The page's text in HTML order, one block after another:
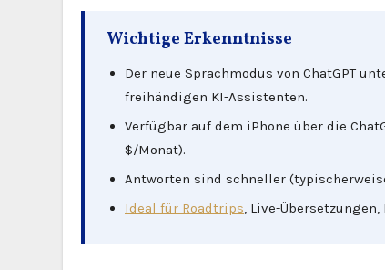
Wichtige Erkenntnisse
Der neue Sprachmodus von ChatGPT
freihändigen KI-Assistenten.
Verfügbar auf dem iPhone über die
$/Monat).
Antworten sind schneller
Ideal für Roadtrips, Live-